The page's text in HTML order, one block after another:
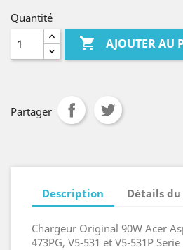
Quantité
 AJOUTER AU
Partager
Description Détails
Chargeur Original 90W Acer
473PG, V5-531 et V5-531P Serie